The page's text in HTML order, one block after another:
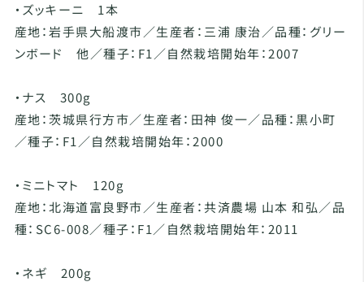
・ズッキーニ 1本
産地：岩手県大船渡市／生産者：三浦 康治／品種：グリー
ンボード 他／種子：F1／自然栽培開始年：2007
・ナス 300g
産地：茨城県行方市／生産者：田神 俊一／品種：黒小町
／種子：F1／自然栽培開始年：2000
・ミニトマト 120g
産地：北海道富良野市／生産者：共済農場 山本 和弘／品
種：SC6-008／種子：F1／自然栽培開始年：2011
・ネギ 200g